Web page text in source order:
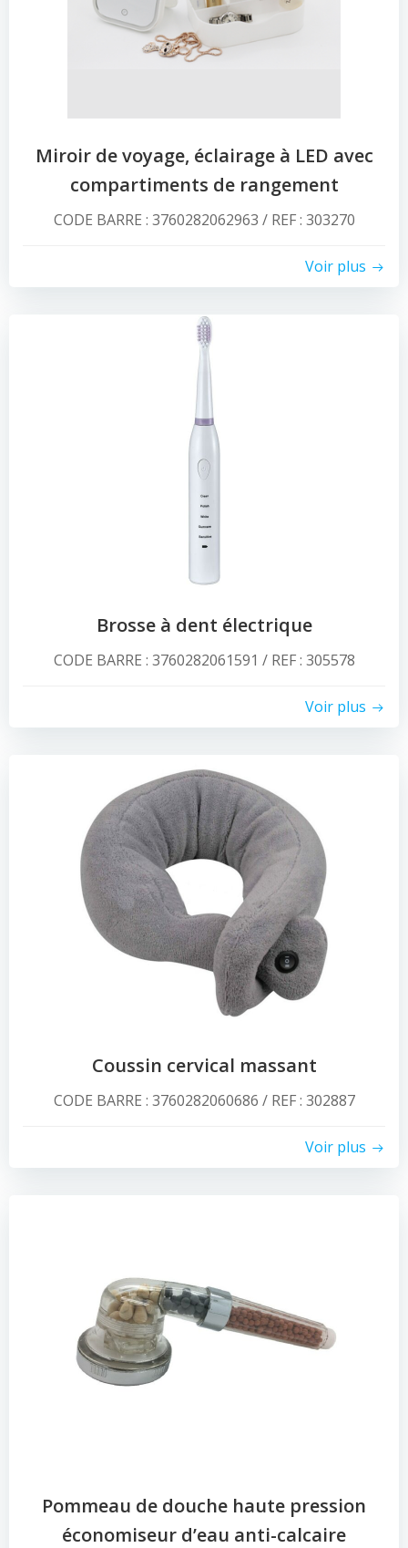
Miroir de voyage, éclairage à LED avec
compartiments de rangement
CODE BARRE : 3760282062963 / REF : 303270
Voir plus
Brosse à dent électrique
CODE BARRE : 3760282061591 / REF : 305578
Voir plus
Coussin cervical massant
CODE BARRE : 3760282060686 / REF : 302887
Voir plus
Pommeau de douche haute pression
économiseur d’eau anti-calcaire